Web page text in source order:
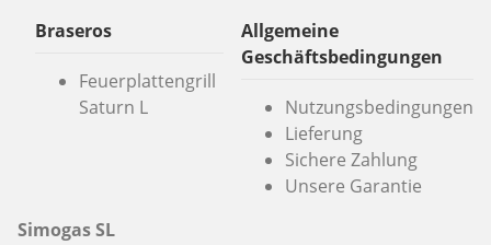
Braseros
Feuerplattengrill
Saturn L
Allgemeine
Geschäftsbedingungen
Nutzungsbedingungen
Lieferung
Sichere Zahlung
Unsere Garantie
Simogas SL